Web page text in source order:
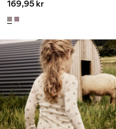
169,95 kr